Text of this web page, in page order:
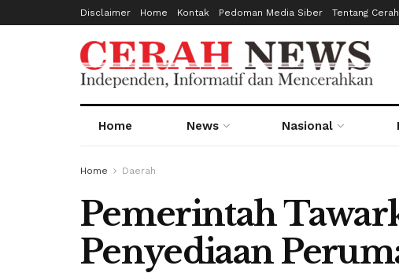
Disclaimer Home Kontak Pedoman Media Siber Tentang
Home News Nasional
Home Daerah
Pemerintah
Penyediaan